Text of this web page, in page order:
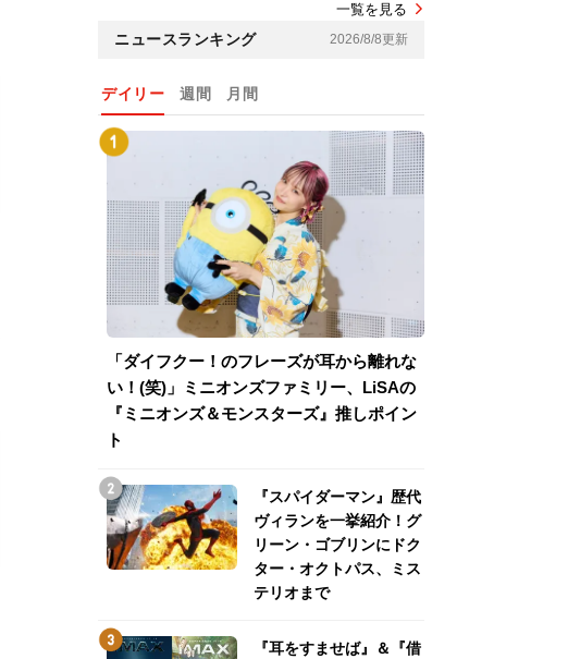
一覧を見る
ニュースランキング 2026/8/8更新
デイリー 週間 月間
「ダイフクー！のフレーズが耳から離れな
い！(笑)」ミニオンズファミリー、LiSAの
『ミニオンズ＆モンスターズ』推しポイン
ト
『スパイダーマン』歴代
ヴィランを一挙紹介！グ
リーン・ゴブリンにドク
ター・オクトパス、ミス
テリオまで
『耳をすませば』＆『借